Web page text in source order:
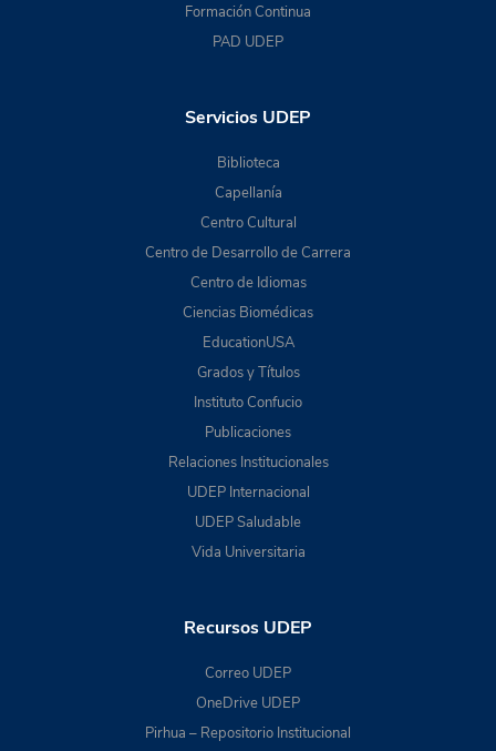
Formación Continua
PAD UDEP
Servicios UDEP
Biblioteca
Capellanía
Centro Cultural
Centro de Desarrollo de Carrera
Centro de Idiomas
Ciencias Biomédicas
EducationUSA
Grados y Títulos
Instituto Confucio
Publicaciones
Relaciones Institucionales
UDEP Internacional
UDEP Saludable
Vida Universitaria
Recursos UDEP
Correo UDEP
OneDrive UDEP
Pirhua – Repositorio Institucional